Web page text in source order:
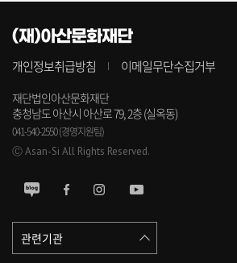
(재)아산문화재단
개인정보취급방침 이메일무단수집거부
재단법인아산문화재단
충청남도 아산시 아산로 79, 2층 (실옥동)
041-540-2550 (경영지원팀)
Ⓒ Asan-Si All Rights Reserved.
관련기관